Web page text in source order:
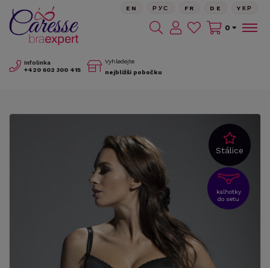
Infolinka
+420 602 300 415
Vyhledejte
nejbližší pobočku
EN РУС FR DE YКР
0
Stálice
kalhotky
do setu